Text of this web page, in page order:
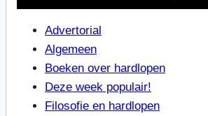
Advertorial
Algemeen
Boeken over hardlopen
Deze week populair!
Filosofie en hardlopen